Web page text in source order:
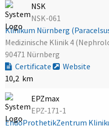
NSK
NSK-061
Klinikum Nürnberg
Medizinische Klinik 4
90471 Nürnberg
Certificate
Website
10,2 km
EPZmax
EPZ-171-1
EndoProthetikZentrum